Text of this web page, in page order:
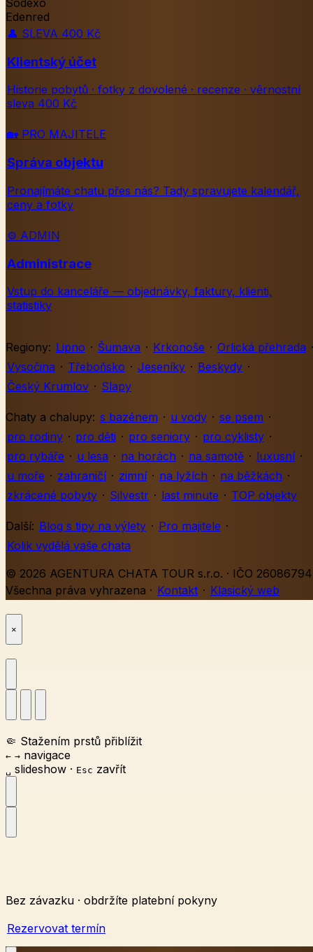
Sodexo
Edenred
👤 SLEVA 400 Kč
Klientský účet
Historie pobytů · fotky z dovolené · recenze · věrnostní
sleva 400 Kč
🏡 PRO MAJITELE
Správa objektu
Pronajímáte chatu přes nás? Tady spravujete kalendář,
ceny a fotky
⚙️ ADMIN
Administrace
Vstup do kanceláře — objednávky, faktury, klienti,
statistiky
Regiony: Lipno · Šumava · Krkonoše · Orlická přehrada ·
Vysočina · Třeboňsko · Jeseníky · Beskydy ·
Český Krumlov · Slapy
Chaty a chalupy: s bazénem · u vody · se psem ·
pro rodiny · pro děti · pro seniory · pro cyklisty ·
pro rybáře · u lesa · na horách · na samotě · luxusní ·
u moře · zahraničí · zimní · na lyžích · na běžkách ·
zkrácené pobyty · Silvestr · last minute · TOP objekty
Další: Blog s tipy na výlety · Pro majitele ·
Kolik vydělá vaše chata
© 2026 AGENTURA CHATA TOUR s.r.o. · IČO 26086794
Všechna práva vyhrazena · Kontakt · Klasický web
×
🤏 Stažením prstů přiblížit
← → navigace
␣ slideshow · Esc zavřít
Bez závazku · obdržíte platební pokyny
Rezervovat termín